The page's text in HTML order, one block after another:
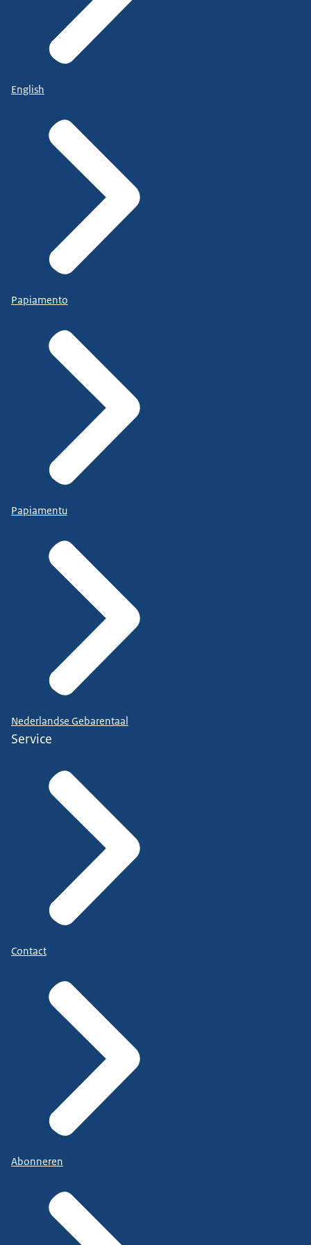
English
Papiamento
Papiamentu
Nederlandse Gebarentaal
Service
Contact
Abonneren